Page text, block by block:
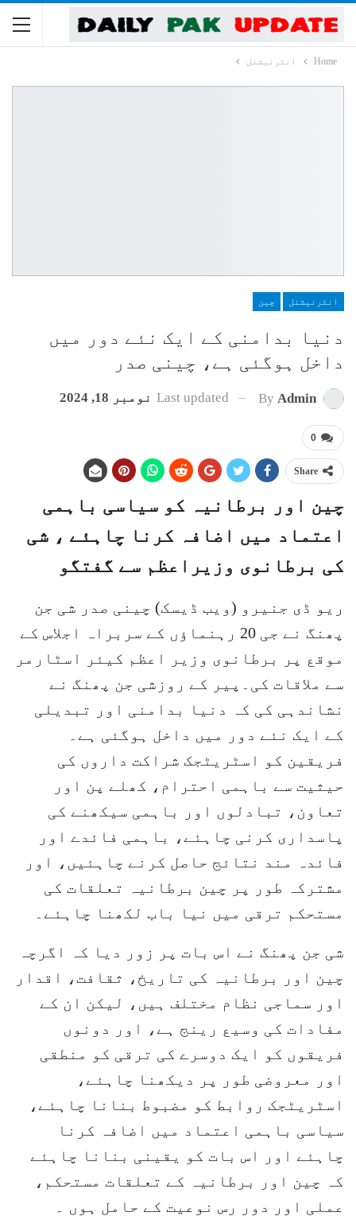
Home انٹرنیشنل
انٹرنیشنل چین
دنیا بدامنی کے ایک نئے دور میں
داخل ہوگئی ہے، چینی صدر
By Admin
Last updated نومبر 18, 2024
0
Share
چین اور برطانیہ کو سیاسی باہمی
اعتماد میں اضافہ کرنا چاہئے ، شی
کی برطانوی وزیراعظم سے گفتگو
ریو ڈی جنیرو (ویب ڈیسک) چینی صدر شی جن
پھنگ نے جی 20 رہنماؤں کے سربراہ اجلاس کے
موقع پر برطانوی وزیر اعظم کیئر اسٹارمر
سے ملاقات کی۔پیر کے روزشی جن پھنگ نے
نشاندہی کی کہ دنیا بدامنی اور تبدیلی
کے ایک نئے دور میں داخل ہوگئی ہے۔
فریقین کو اسٹریٹجک شراکت داروں کی
حیثیت سے باہمی احترام، کھلے پن اور
تعاون، تبادلوں اور باہمی سیکھنے کی
پاسداری کرنی چاہئے، باہمی فائدے اور
فائدہ مند نتائج حاصل کرنے چاہئیں، اور
مشترکہ طور پر چین برطانیہ تعلقات کی
مستحکم ترقی میں نیا باب لکھنا چاہئے۔
شی جن پھنگ نے اس بات پر زور دیا کہ اگرچہ
چین اور برطانیہ کی تاریخ، ثقافت، اقدار
اور سماجی نظام مختلف ہیں، لیکن ان کے
مفادات کی وسیع رینج ہے، اور دونوں
فریقوں کو ایک دوسرے کی ترقی کو منطقی
اور معروضی طور پر دیکھنا چاہئے،
اسٹریٹجک روابط کو مضبوط بنانا چاہئے،
سیاسی باہمی اعتماد میں اضافہ کرنا
چاہئے اور اس بات کو یقینی بنانا چاہئے
کہ چین اور برطانیہ کے تعلقات مستحکم،
عملی اور دور رس نوعیت کے حامل ہوں ۔